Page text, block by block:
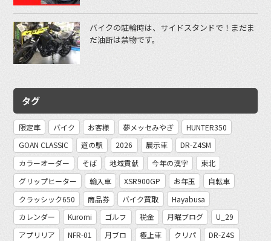
バイクの駐輪時は、サイドスタンドで！まだま
だ油断は禁物です。
タグ
限定車 バイク お客様 夢メッセみやぎ
HUNTER350
GOAN CLASSIC
道の駅 2026 展示車
DR-Z4SM
カラーオーダー
そば 地域貢献 今年の漢字
東北
グリップヒーター
輸入車 XSR900GP お年玉
自転車
クラッシック650
商品券 バイク買取
Hayabusa
カレンダー
Kuromi ゴルフ 税金 月曜ブログ
U_29
アプリリア
NFR-01 月ブロ 極上車 クリパ
DR-Z4S